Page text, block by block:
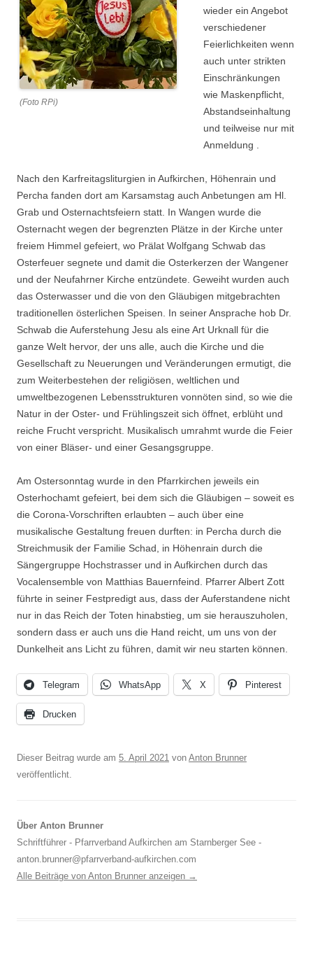
(Foto RPi)
wieder ein Angebot
verschiedener
Feierlichkeiten wenn
auch unter strikten
Einschränkungen
wie Maskenpflicht,
Abstandseinhaltung
und teilweise nur mit
Anmeldung .
Nach den Karfreitagsliturgien in Aufkirchen, Höhenrain und
Percha fanden dort am Karsamstag auch Anbetungen am Hl.
Grab und Osternachtsfeiern statt. In Wangen wurde die
Osternacht wegen der begrenzten Plätze in der Kirche unter
freiem Himmel gefeiert, wo Prälat Wolfgang Schwab das
Osterfeuer segnete und damit die Osterkerzen der Wangener
und der Neufahrner Kirche entzündete. Geweiht wurden auch
das Osterwasser und die von den Gläubigen mitgebrachten
traditionellen österlichen Speisen. In seiner Ansprache hob Dr.
Schwab die Auferstehung Jesu als eine Art Urknall für die
ganze Welt hervor, der uns alle, auch die Kirche und die
Gesellschaft zu Neuerungen und Veränderungen ermutigt, die
zum Weiterbestehen der religiösen, weltlichen und
umweltbezogenen Lebensstrukturen vonnöten sind, so wie die
Natur in der Oster- und Frühlingszeit sich öffnet, erblüht und
reiche Frucht verspricht. Musikalisch umrahmt wurde die Feier
von einer Bläser- und einer Gesangsgruppe.
Am Ostersonntag wurde in den Pfarrkirchen jeweils ein
Osterhochamt gefeiert, bei dem sich die Gläubigen – soweit es
die Corona-Vorschriften erlaubten – auch über eine
musikalische Gestaltung freuen durften: in Percha durch die
Streichmusik der Familie Schad, in Höhenrain durch die
Sängergruppe Hochstrasser und in Aufkirchen durch das
Vocalensemble von Matthias Bauernfeind. Pfarrer Albert Zott
führte in seiner Festpredigt aus, dass der Auferstandene nicht
nur in das Reich der Toten hinabstieg, um sie herauszuholen,
sondern dass er auch uns die Hand reicht, um uns von der
Dunkelheit ans Licht zu führen, damit wir neu starten können.
Telegram WhatsApp X Pinterest
Drucken
Dieser Beitrag wurde am 5. April 2021 von Anton Brunner
veröffentlicht.
Über Anton Brunner
Schriftführer - Pfarrverband Aufkirchen am Starnberger See -
anton.brunner@pfarrverband-aufkirchen.com
Alle Beiträge von Anton Brunner anzeigen →